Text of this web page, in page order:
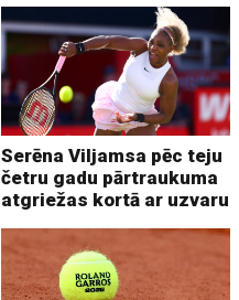
Serēna Viljamsa pēc teju
četru gadu pārtraukuma
atgriežas kortā ar uzvaru